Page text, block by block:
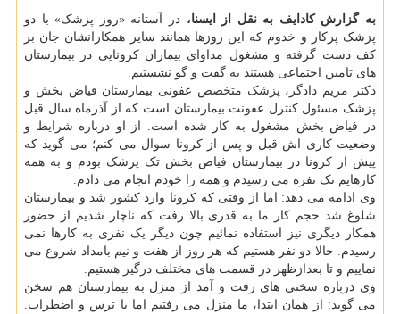
به گزارش کادایف به نقل از ایسنا،در آستانه «روز پزشک» با دو
پزشک پرکار و خدوم که این روزها همانند سایر همکارانشان جان بر
کف دست گرفته و مشغول مداوای بیماران کرونایی در بیمارستان
های تامین اجتماعی هستند به گفت و گو نشستیم.
دکتر مریم دادگر، پزشک متخصص عفونی بیمارستان فیاض بخش و
پزشک مسئول کنترل عفونت بیمارستان است که از آذرماه سال قبل
در فیاض بخش مشغول به کار شده است. از او درباره شرایط و
وضعیت کاری اش قبل و پس از کرونا سوال می کنم؛ می گوید که
پیش از کرونا در بیمارستان فیاض بخش تک پزشک بودم و به همه
کارهایم تک نفره می رسیدم و همه را خودم انجام می دادم.
وی ادامه می دهد: اما از وقتی که کرونا وارد کشور شد و بیمارستان
شلوغ شد حجم کار ما به قدری بالا رفت که ناچار شدیم از حضور
همکار دیگری نیز استفاده نمائیم چون دیگر یک نفری به کارها نمی
رسیدم. حالا دو نفر هستیم که هر روز از هفت و نیم بامداد شروع می
نماییم و تا بعدازظهر در قسمت های مختلف درگیر هستیم.
وی درباره سختی های رفت و آمد از منزل به بیمارستان هم سخن
می گوید: از همان ابتدا، ما منزل می رفتیم اما با ترس و اضطراب.